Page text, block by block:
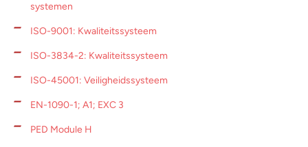
systemen
ISO-9001: Kwaliteitssysteem
ISO-3834-2: Kwaliteitssysteem
ISO-45001: Veiligheidssysteem
EN-1090-1; A1; EXC 3
PED Module H